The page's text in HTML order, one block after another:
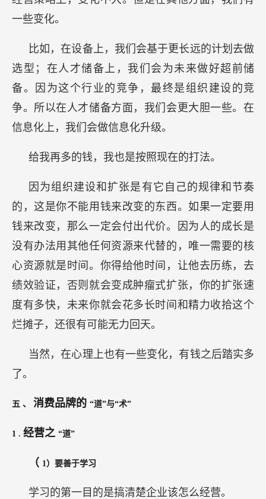
一些变化。
比如，在设备上，我们会基于更长远的计划去做
选型；在人才储备上，我们会为未来做好超前储
备。因为这个行业的竞争，最终是组织建设的竞
争。所以在人才储备方面，我们会更大胆一些。在
信息化上，我们会做信息化升级。
给我再多的钱，我也是按照现在的打法。
因为组织建设和扩张是有它自己的规律和节奏
的，这是你不能用钱来改变的东西。如果一定要用
钱来改变，那么一定会付出代价。因为人的成长是
没有办法用其他任何资源来代替的，唯一需要的核
心资源就是时间。你得给他时间，让他去历练，去
绩效验证，否则就会变成肿瘤式扩张，你的扩张速
度有多快，未来你就会花多长时间和精力收拾这个
烂摊子，还很有可能无力回天。
当然，在心理上也有一些变化，有钱之后踏实多
了。
五 、 消费品牌的 “道”与“术”
1 . 经营之 “道”
（ 1）要善于学习
学习的第一目的是搞清楚企业该怎么经营。